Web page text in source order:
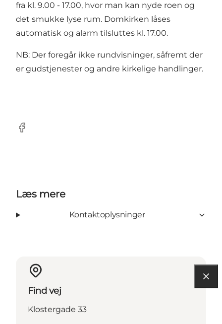
fra kl. 9.00 - 17.00, hvor man kan nyde roen og
det smukke lyse rum. Domkirken låses
automatisk og alarm tilsluttes kl. 17.00.
NB: Der foregår ikke rundvisninger, såfremt der
er gudstjenester og andre kirkelige handlinger.
Facebook
Læs mere
Kontaktoplysninger
Find vej
Klostergade 33